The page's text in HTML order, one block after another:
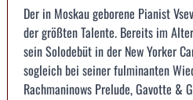
Der in Moskau geborene Pianist
der größten Talente. Bereits im
sein Solodebüt in der New Yorker
sogleich bei seiner fulminanten
Rachmaninows Prelude, Gavotte &